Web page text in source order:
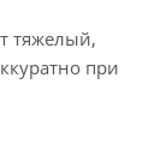
тяжелый,
при